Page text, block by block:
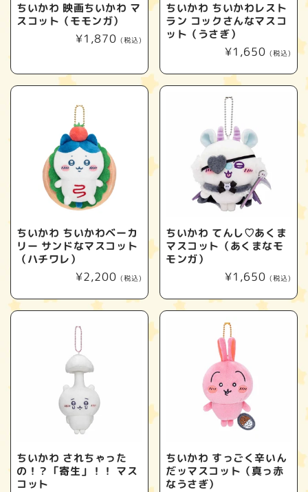
ちいかわ 映画ちいかわ マ
スコット（モモンガ）
通
格
¥1,870 (税込)
ちいかわ ちいかわレスト
ラン コックさんなマスコ
ット（うさぎ）
通
価
格
¥1,650 (税込)
ちいかわ ちいかわベーカ
リー サンドなマスコット
（ハチワレ）
通
価
¥2,200 (税込)
ちいかわ てんし♡あくま
マスコット（あくまなモ
モンガ）
通
価
格
¥1,650 (税込)
ちいかわ されちゃった
の！？「寄生」！！ マス
コット
ちいかわ すっごく辛いん
だッマスコット（真っ赤
なうさぎ）